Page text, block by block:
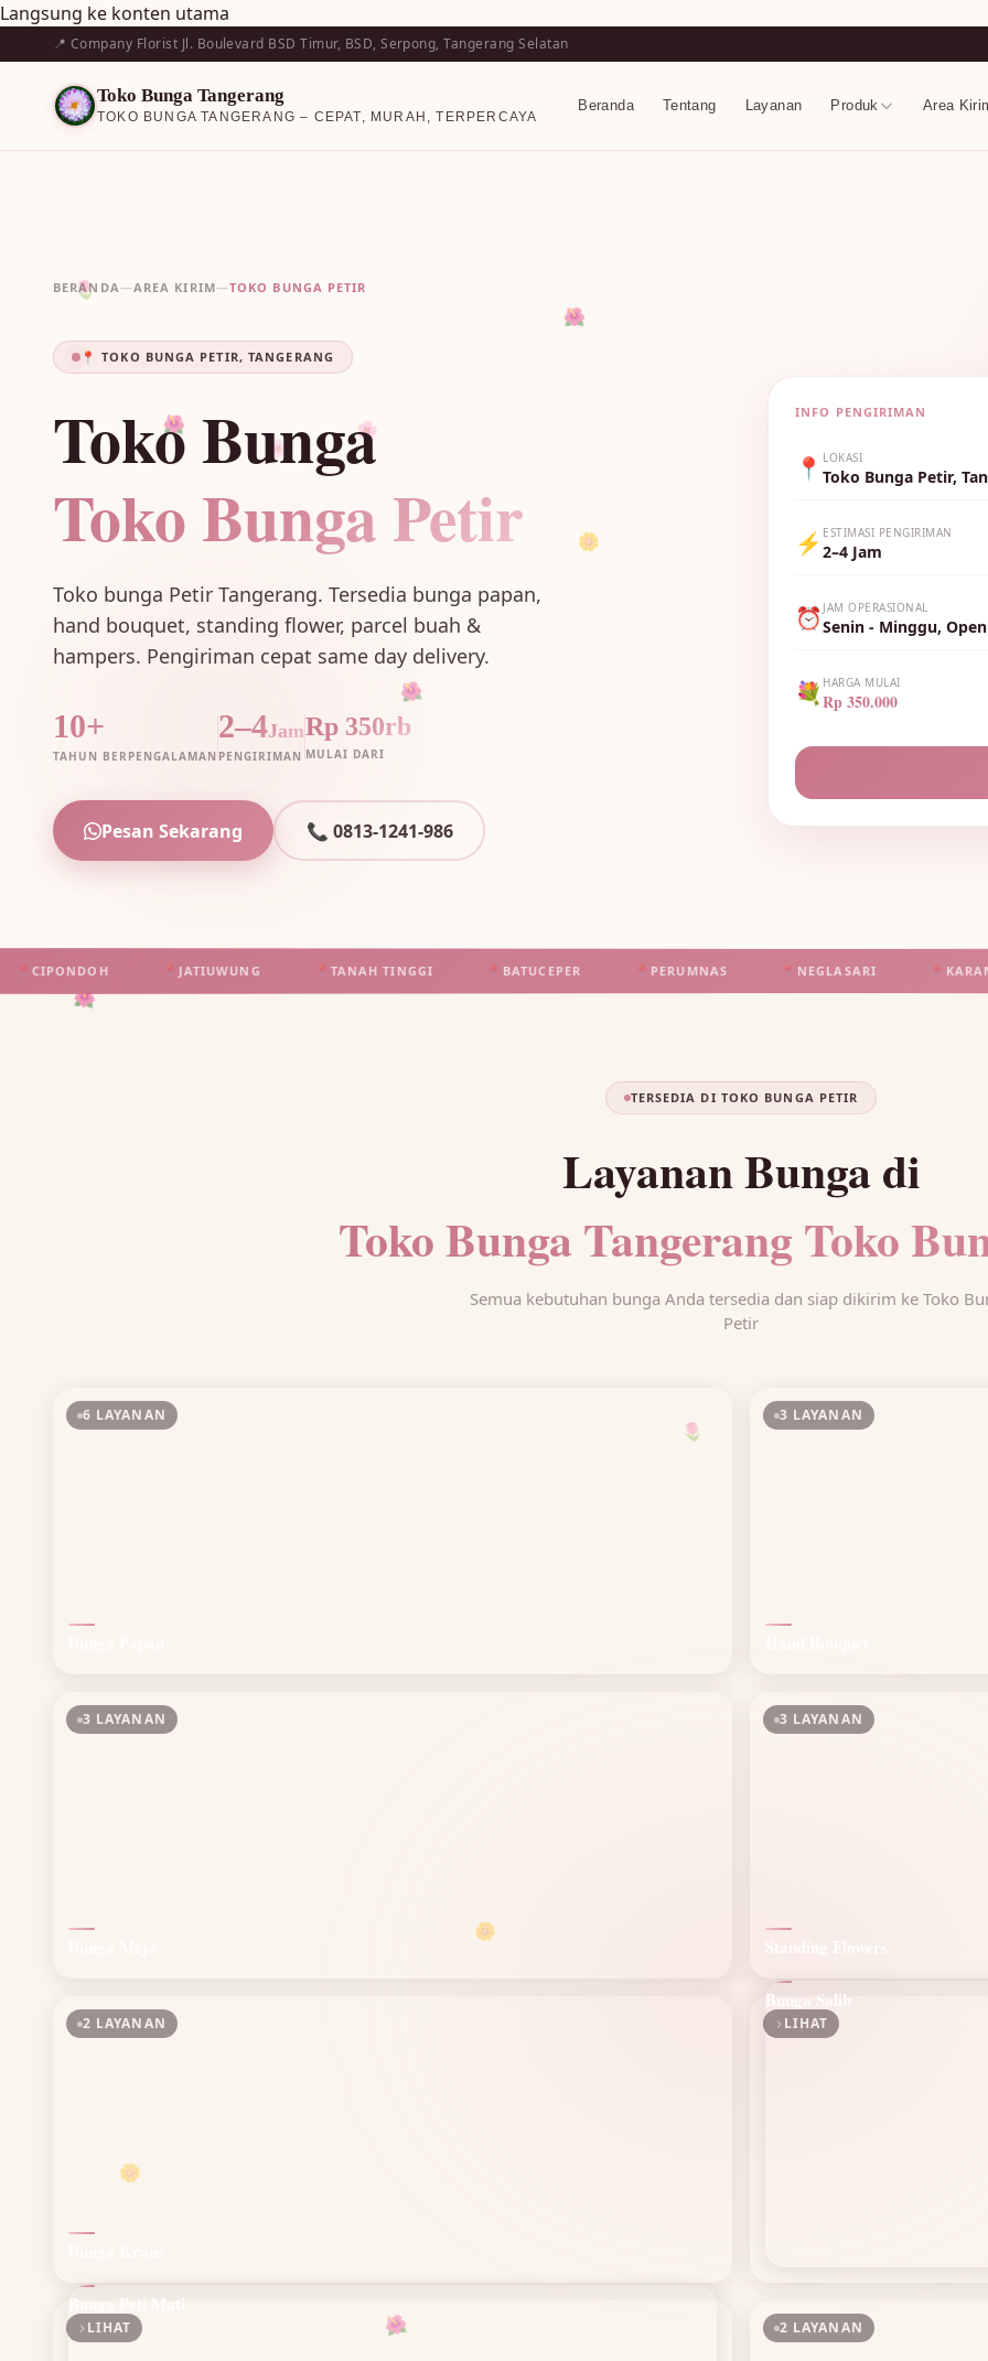
Langsung ke konten utama
📍 Company Florist Jl. Boulevard BSD Timur, BSD, Serpong, Tangerang Selatan
Toko Bunga Tangerang
TOKO BUNGA TANGERANG – CEPAT, MURAH, TERPERCAYA
Beranda Tentang Layanan Produk Area
🌸
🌷
🌸
🌺
🌷
🌺
BERANDA—AREA KIRIM—TOKO BUNGA PETIR
📍 TOKO BUNGA PETIR, TANGERANG
Toko Bunga
Toko Bunga Petir
Toko bunga Petir Tangerang. Tersedia bunga papan,
hand bouquet, standing flower, parcel buah &
hampers. Pengiriman cepat same day delivery.
10+
TAHUN BERPENGALAMAN
2–4Jam
PENGIRIMAN
Rp 350rb
MULAI DARI
Pesan Sekarang 📞 0813-1241-986
INFO PENGIRIMAN
📍 LOKASI
Toko Bunga Petir,
⚡ ESTIMASI PENGIRIMAN
2–4 Jam
⏰JAM OPERASIONAL
Senin - Minggu,
💐 HARGA MULAI
Rp 350.000
📍JATIUWUNG 📍TANAH TINGGI 📍BATUCEPER 📍PERUMNAS 📍NEGLASARI 📍KARANGSARI
🌺
🌼
🌺
🌼
🌷
TERSEDIA DI TOKO BUNGA PETIR
Layanan Bunga di
Toko Bunga Tangerang Toko
Semua kebutuhan bunga Anda tersedia dan siap dikirim ke Toko
Petir
6 LAYANAN 3 LAYANAN
3 LAYANAN 3 LAYANAN
Standing Flowers
2 LAYANAN LIHAT
Bunga Salib
LIHAT
Bunga Peti Mati
2 LAYANAN